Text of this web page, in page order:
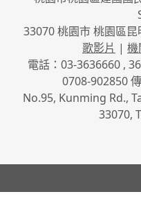
33070 桃園市 桃園區
歌影片 | 機
電話：03-3636660 ,
0708-902850
No.95, Kunming Rd.,
33070,